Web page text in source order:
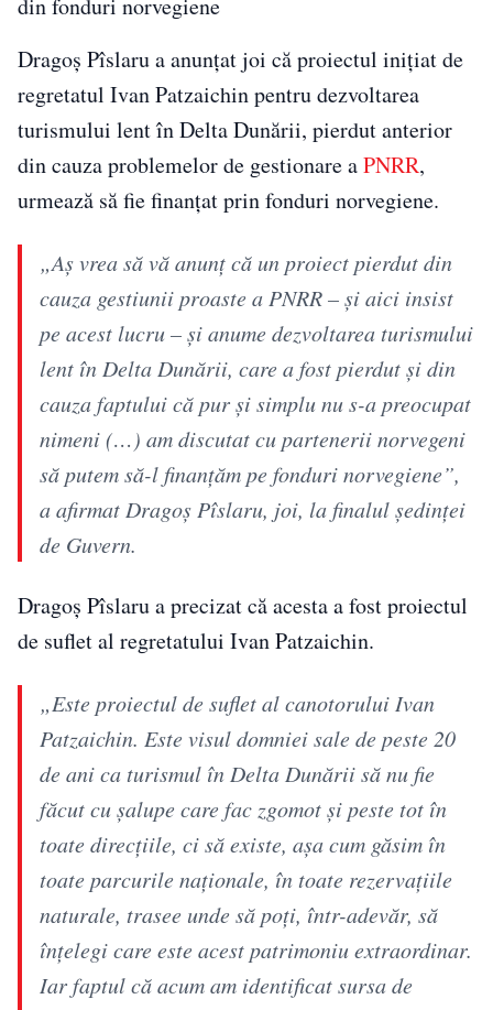
Dragoș Pîslaru a anunțat joi că proiectul inițiat de
regretatul Ivan Patzaichin pentru dezvoltarea
turismului lent în Delta Dunării, pierdut anterior
din cauza problemelor de gestionare aPNRR,
urmează să fie finanțat prin fonduri norvegiene.
„Aş vrea să vă anunţ că un proiect pierdut din
cauza gestiunii proaste a PNRR – şi aici insist
pe acest lucru – şi anume dezvoltarea turismului
lent în Delta Dunării, care a fost pierdut şi din
cauza faptului că pur şi simplu nu s-a preocupat
nimeni (…) am discutat cu partenerii norvegeni
să putem să-l finanţăm pe fonduri norvegiene”,
a afirmat Dragoş Pîslaru, joi, la finalul şedinţei
de Guvern.
Dragoș Pîslaru a precizat că acesta a fost proiectul
de suflet al regretatului Ivan Patzaichin.
„Este proiectul de suflet al canotorului Ivan
Patzaichin. Este visul domniei sale de peste 20
de ani ca turismul în Delta Dunării să nu fie
făcut cu şalupe care fac zgomot şi peste tot în
toate direcţiile, ci să existe, aşa cum găsim în
toate parcurile naţionale, în toate rezervaţiile
naturale, trasee unde să poţi, într-adevăr, să
înţelegi care este acest patrimoniu extraordinar.
Iar faptul că acum am identificat sursa de